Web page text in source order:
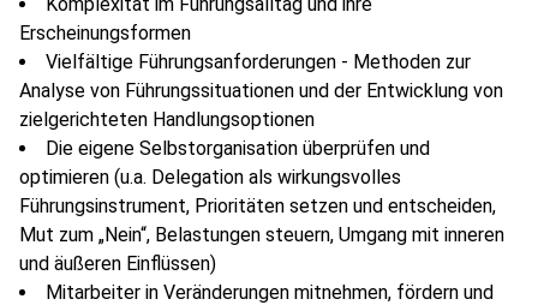
Erscheinungsformen
Vielfältige Führungsanforderungen - Methoden zur
Analyse von Führungssituationen und der Entwicklung von
zielgerichteten Handlungsoptionen
Die eigene Selbstorganisation überprüfen und
optimieren (u.a. Delegation als wirkungsvolles
Führungsinstrument, Prioritäten setzen und entscheiden,
Mut zum „Nein“, Belastungen steuern, Umgang mit inneren
und äußeren Einflüssen)
Mitarbeiter in Veränderungen mitnehmen, fördern und